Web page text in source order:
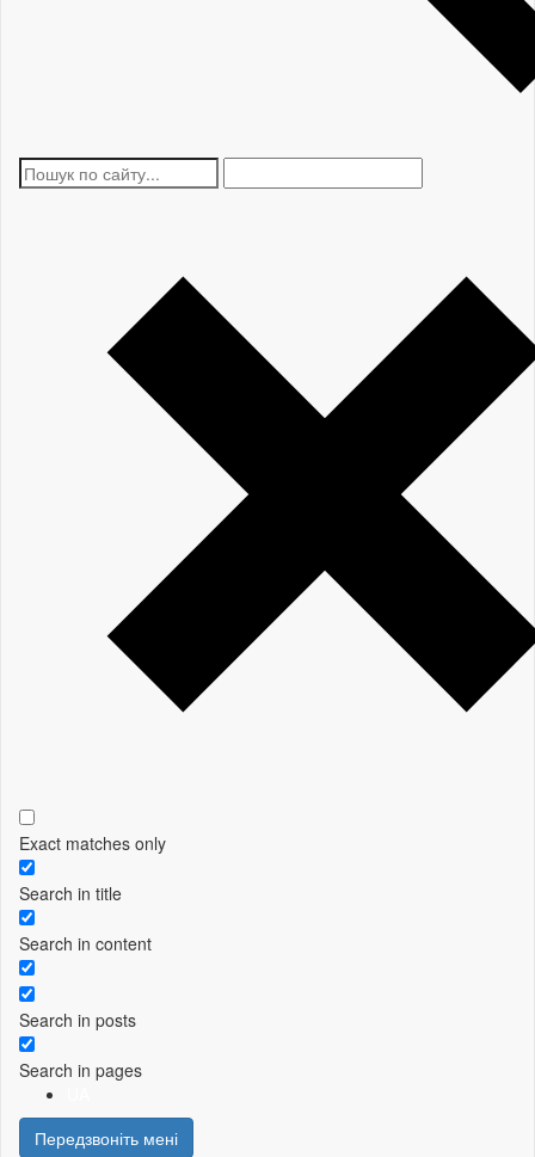
Exact matches only
Search in title
Search in content
Search in posts
Search in pages
Передзвоніть мені